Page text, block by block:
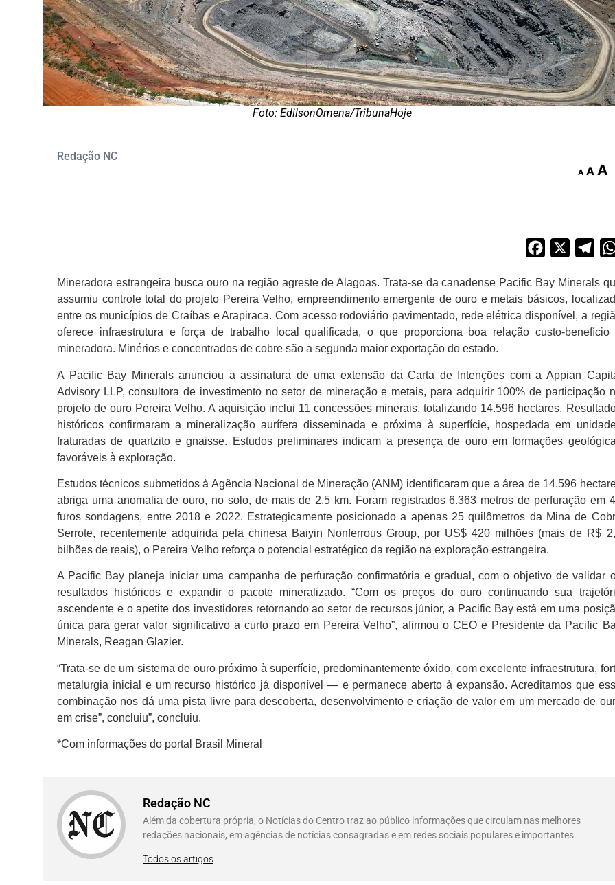
Foto: EdilsonOmena/TribunaHoje
Redação NC
A A A
Facebook
Mineradora estrangeira busca ouro na região agreste de Alagoas. Trata-se da canadense Pacific Bay Minerals
assumiu controle total do projeto Pereira Velho, empreendimento emergente de ouro e metais básicos,
entre os municípios de Craíbas e Arapiraca. Com acesso rodoviário pavimentado, rede elétrica disponível, a
oferece infraestrutura e força de trabalho local qualificada, o que proporciona boa relação custo-benefício
mineradora. Minérios e concentrados de cobre são a segunda maior exportação do estado.
A Pacific Bay Minerals anunciou a assinatura de uma extensão da Carta de Intenções com a Appian
Advisory LLP, consultora de investimento no setor de mineração e metais, para adquirir 100% de participação
projeto de ouro Pereira Velho. A aquisição inclui 11 concessões minerais, totalizando 14.596 hectares.
históricos confirmaram a mineralização aurífera disseminada e próxima à superfície, hospedada em
fraturadas de quartzito e gnaisse. Estudospreliminares indicam a presença de ouro em formações
favoráveis à exploração.
Estudos técnicos submetidos à Agência Nacional de Mineração (ANM) identificaram que a área de 14.596
abriga uma anomalia de ouro, no solo, de mais de 2,5 km. Foram registrados 6.363 metros de perfuração em
furos sondagens, entre 2018 e 2022. Estrategicamente posicionado a apenas 25 quilômetros da Mina de
Serrote, recentemente adquirida pela chinesa Baiyin Nonferrous Group, por US$ 420 milhões (mais de R$
bilhões de reais), o Pereira Velho reforça o potencial estratégico da região na exploração estrangeira.
A Pacific Bay planeja iniciar uma campanha de perfuração confirmatória e gradual, com o objetivo de validar
resultados históricos e expandir o pacote mineralizado. “Com os preços do ouro continuando sua
ascendente e o apetite dos investidores retornando ao setor de recursos júnior, a Pacific Bay está em uma
única para gerar valor significativo a curto prazo em Pereira Velho”, afirmou o CEO e Presidente da Pacific
Minerals, Reagan Glazier.
“Trata-se de um sistema de ouro próximo à superfície, predominantemente óxido, com excelente infraestrutura,
metalurgia inicial e um recurso histórico já disponível — e permanece aberto à expansão. Acreditamos que
combinação nos dá uma pista livre para descoberta, desenvolvimento e criação de valor em um mercado de
em crise”, concluiu”, concluiu.
*Com informações do portal Brasil Mineral
Redação NC
Além da cobertura própria, o Notícias do Centro traz ao público informações que circulam nas melhores
redações nacionais, em agências de notícias consagradas e em redes sociais populares e importantes.
Todos os artigos